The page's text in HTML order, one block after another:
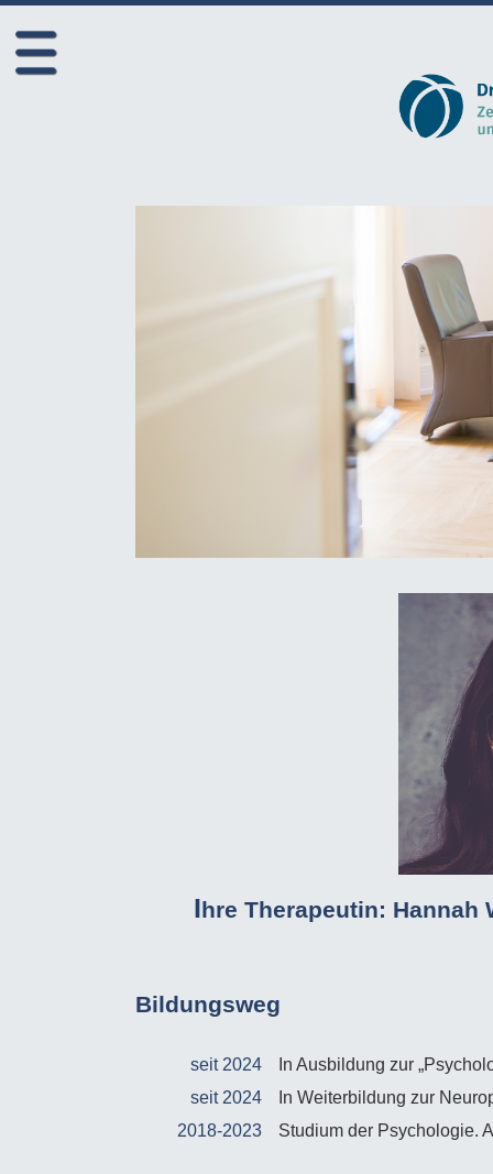
Ihre Therapeutin: Hannah
Bildungsweg
seit 2024
In Ausbildung zur
seit 2024
In Weiterbildung zur
2018-2023
Studium der Psychologie.